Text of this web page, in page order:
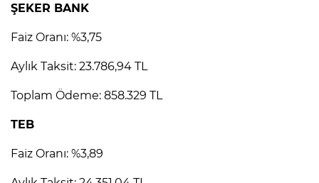
ŞEKER BANK
Faiz Oranı: %3,75
Aylık Taksit: 23.786,94 TL
Toplam Ödeme: 858.329 TL
TEB
Faiz Oranı: %3,89